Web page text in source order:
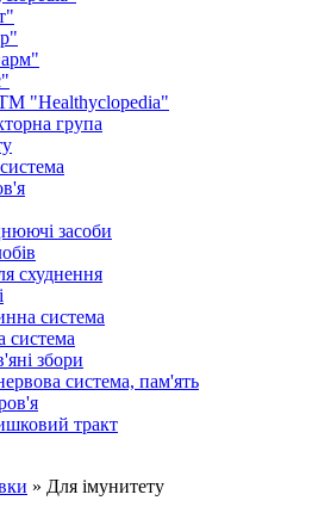
ТМ "Healthyclopedia"
група
засоби
схуднення
система
система
збори
система, пам'ять
тракт
» Для імунитету